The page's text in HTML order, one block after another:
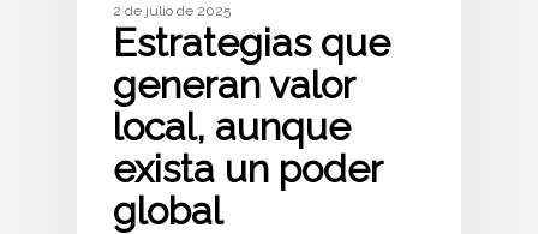
2 de julio de 2025
Estrategias que
generan valor
local, aunque
exista un poder
global